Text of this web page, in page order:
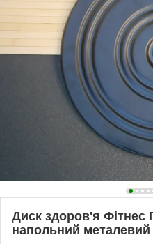
Диск здоров'я Фітнес
напольний металевий